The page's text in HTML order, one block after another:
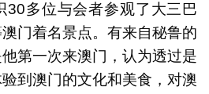
30多位与会者参观了大三巴
门着名景点。有来自秘鲁的
第一次来澳门，认为透过是
到澳门的文化和美食，对澳